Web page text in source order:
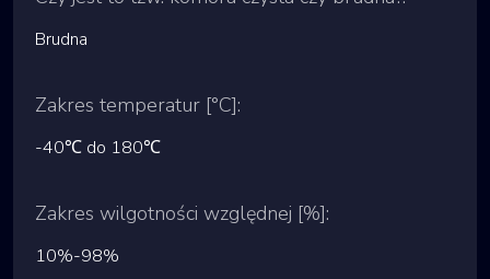
Brudna
Zakres temperatur [°C]:
-40℃ do 180℃
Zakres wilgotności względnej [%]:
10%-98%